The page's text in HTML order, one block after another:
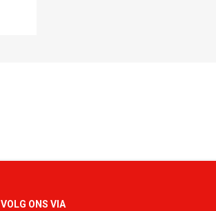
VOLG ONS VIA